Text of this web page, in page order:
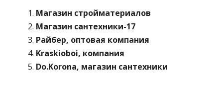
Магазин стройматериалов
Магазин сантехники-17
Райбер, оптовая компания
Kraskioboi, компания
Do.Korona, магазин сантехники